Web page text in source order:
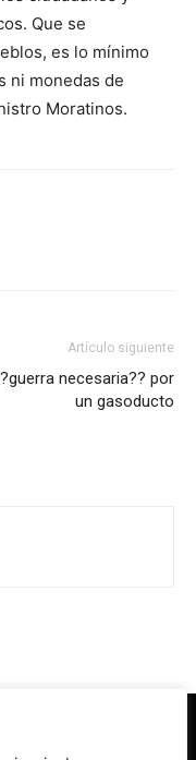
Que se
es lo mínimo
ni monedas de
Moratinos.
Artículo siguiente
necesaria?? por
un gasoducto